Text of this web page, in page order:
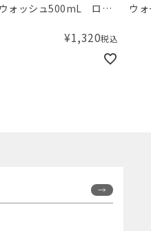
ォッシュ500mL ロー
ポピー
¥1,320税込
ウ